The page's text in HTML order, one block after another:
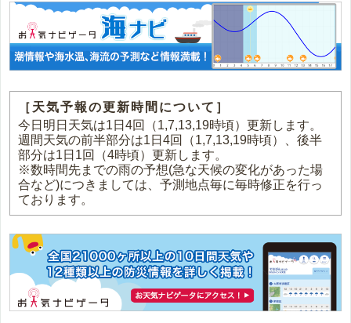
［天気予報の更新時間について］
今日明日天気は1日4回（1,7,13,19時頃）更新します。
週間天気の前半部分は1日4回（1,7,13,19時頃）、後半
部分は1日1回（4時頃）更新します。
※数時間先までの雨の予想(急な天候の変化があった場
合など)につきましては、予測地点毎に毎時修正を行っ
ております。